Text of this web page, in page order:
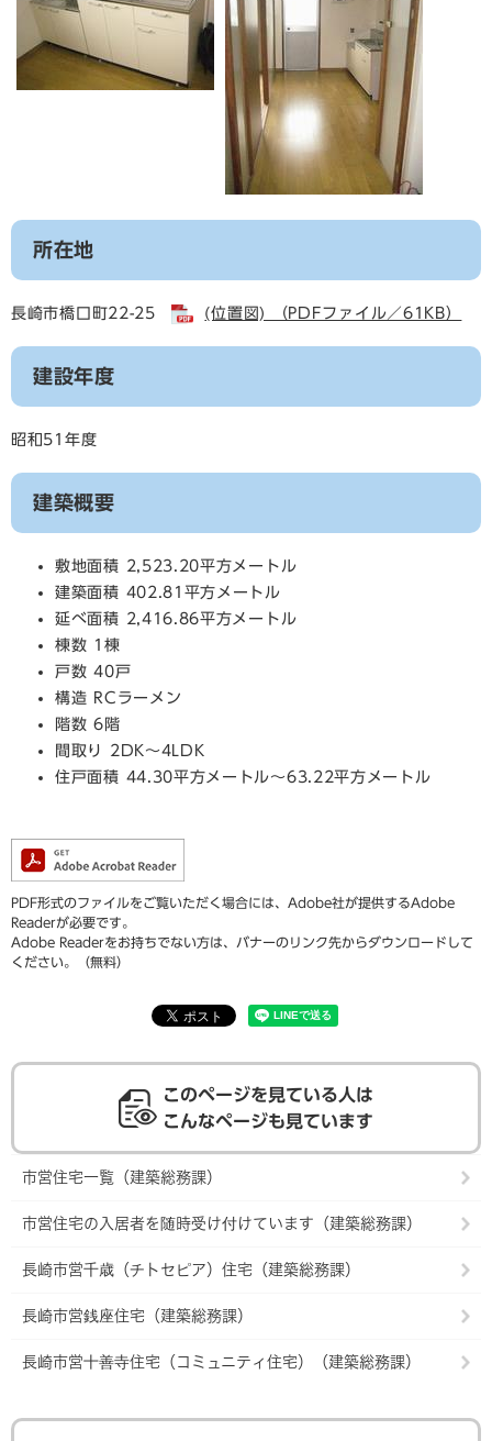
所在地
長崎市橋口町22-25 (位置図) （PDFファイル／61KB）
建設年度
昭和51年度
建築概要
敷地面積 2,523.20平方メートル
建築面積 402.81平方メートル
延べ面積 2,416.86平方メートル
棟数 1棟
戸数 40戸
構造 RCラーメン
階数 6階
間取り 2DK～4LDK
住戸面積 44.30平方メートル～63.22平方メートル
PDF形式のファイルをご覧いただく場合には、Adobe社が提供するAdobe
Readerが必要です。
Adobe Readerをお持ちでない方は、バナーのリンク先からダウンロードして
ください。（無料）
このページを見ている人は
こんなページも見ています
市営住宅一覧（建築総務課）
市営住宅の入居者を随時受け付けています（建築総務課）
長崎市営千歳（チトセピア）住宅（建築総務課）
長崎市営銭座住宅（建築総務課）
長崎市営十善寺住宅（コミュニティ住宅）（建築総務課）